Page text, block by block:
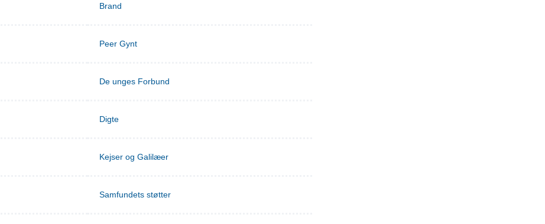
Brand
Peer Gynt
De unges Forbund
Digte
Kejser og Galilæer
Samfundets støtter